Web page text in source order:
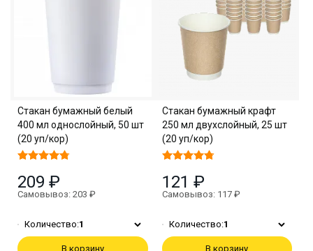
Стакан бумажный белый
400 мл однослойный, 50 шт
(20 уп/кор)
209 ₽
Самовывоз: 203 ₽
Количество:1
В корзину
Стакан бумажный крафт
250 мл двухслойный, 25 шт
(20 уп/кор)
121 ₽
Самовывоз: 117 ₽
Количество:1
В корзину